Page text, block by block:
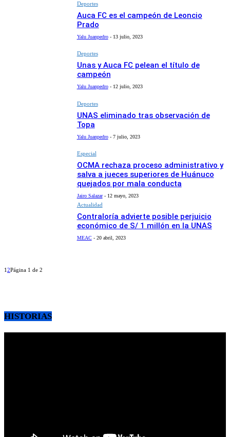
Deportes
Auca FC es el campeón de Leoncio
Prado
Yalu Juanpedro - 13 julio, 2023
Deportes
Unas y Auca FC pelean el título de
campeón
Yalu Juanpedro - 12 julio, 2023
Deportes
UNAS eliminado tras observación de
Topa
Yalu Juanpedro - 7 julio, 2023
Especial
OCMA rechaza proceso administrativo y
salva a jueces superiores de Huánuco
quejados por mala conducta
Jairo Salazar - 12 mayo, 2023
Actualidad
Contraloría advierte posible perjuicio
económico de S/ 1 millón en la UNAS
MEAC - 20 abril, 2023
12Página 1 de 2
HISTORIAS